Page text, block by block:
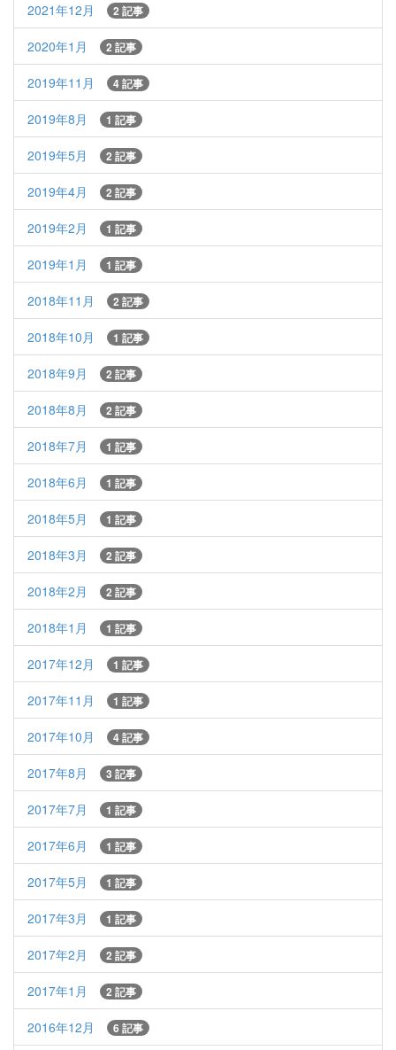
2021年12月 2 記事
2020年1月 2 記事
2019年11月 4 記事
2019年8月 1 記事
2019年5月 2 記事
2019年4月 2 記事
2019年2月 1 記事
2019年1月 1 記事
2018年11月 2 記事
2018年10月 1 記事
2018年9月 2 記事
2018年8月 2 記事
2018年7月 1 記事
2018年6月 1 記事
2018年5月 1 記事
2018年3月 2 記事
2018年2月 2 記事
2018年1月 1 記事
2017年12月 1 記事
2017年11月 1 記事
2017年10月 4 記事
2017年8月 3 記事
2017年7月 1 記事
2017年6月 1 記事
2017年5月 1 記事
2017年3月 1 記事
2017年2月 2 記事
2017年1月 2 記事
2016年12月 6 記事